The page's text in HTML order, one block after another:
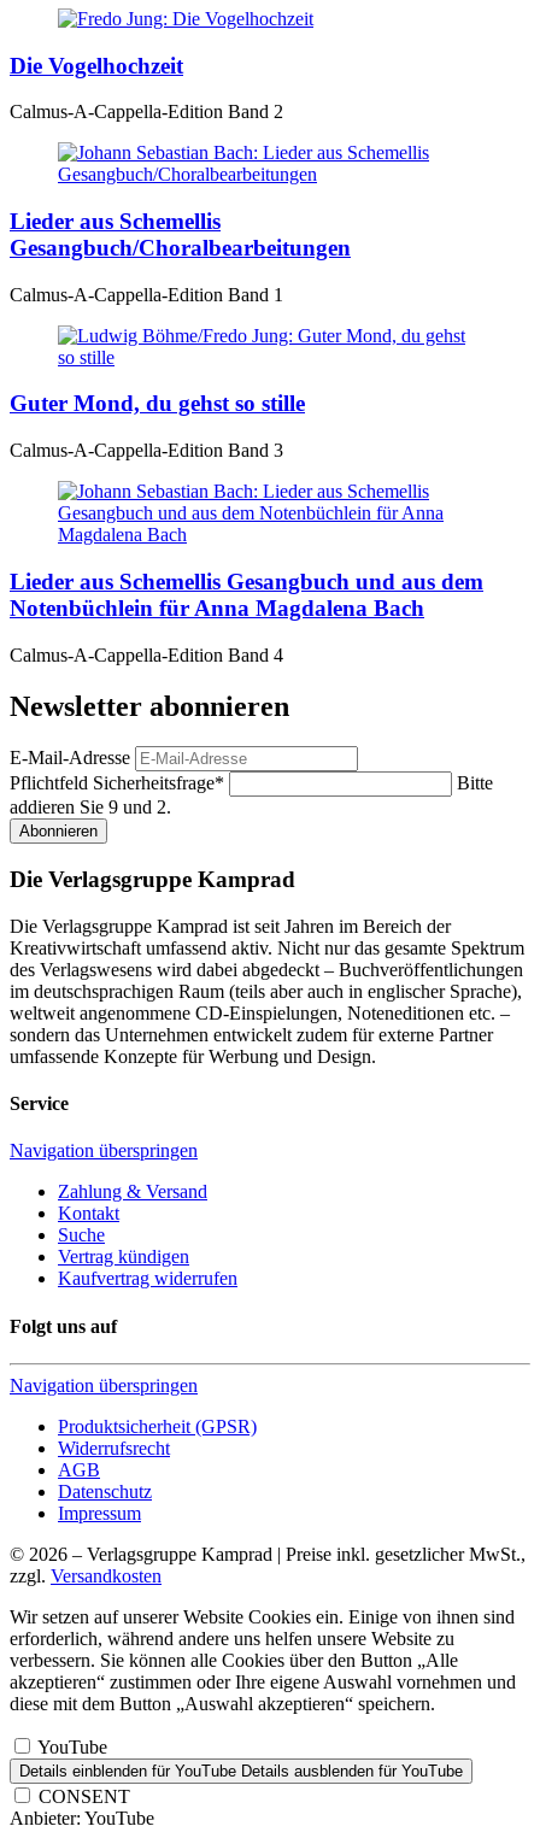
Die Vogelhochzeit
Calmus-A-Cappella-Edition Band 2
Lieder aus Schemellis
Gesangbuch/Choralbearbeitungen
Calmus-A-Cappella-Edition Band 1
Guter Mond, du gehst so stille
Calmus-A-Cappella-Edition Band 3
Lieder aus Schemellis Gesangbuch und aus dem
Notenbüchlein für Anna Magdalena Bach
Calmus-A-Cappella-Edition Band 4
Newsletter abonnieren
E-Mail-Adresse
Pflichtfeld Sicherheitsfrage*
Bitte
addieren Sie 9 und 2.
Abonnieren
Die Verlagsgruppe Kamprad
Die Verlagsgruppe Kamprad ist seit Jahren im Bereich der
Kreativwirtschaft umfassend aktiv. Nicht nur das gesamte Spektrum
des Verlagswesens wird dabei abgedeckt – Buchveröffentlichungen
im deutschsprachigen Raum (teils aber auch in englischer Sprache),
weltweit angenommene CD-Einspielungen, Noteneditionen etc. –
sondern das Unternehmen entwickelt zudem für externe Partner
umfassende Konzepte für Werbung und Design.
Service
Navigation überspringen
Zahlung & Versand
Kontakt
Suche
Vertrag kündigen
Kaufvertrag widerrufen
Folgt uns auf
Navigation überspringen
Produktsicherheit (GPSR)
Widerrufsrecht
AGB
Datenschutz
Impressum
© 2026 – Verlagsgruppe Kamprad | Preise inkl. gesetzlicher MwSt.,
zzgl. Versandkosten
Wir setzen auf unserer Website Cookies ein. Einige von ihnen sind
erforderlich, während andere uns helfen unsere Website zu
verbessern. Sie können alle Cookies über den Button „Alle
akzeptieren“ zustimmen oder Ihre eigene Auswahl vornehmen und
diese mit dem Button „Auswahl akzeptieren“ speichern.
YouTube
Details einblenden für YouTube Details ausblenden für YouTube
CONSENT
Anbieter: YouTube